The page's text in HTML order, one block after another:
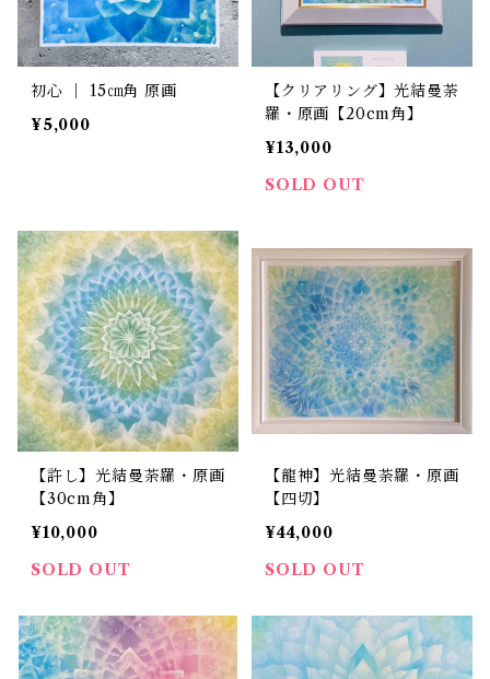
初心 ｜ 15㎝角 原画
¥5,000
【クリアリング】光結曼荼
羅・原画【20cm角】
¥13,000
SOLD OUT
【許し】光結曼荼羅・原画
【30cm角】
¥10,000
SOLD OUT
【龍神】光結曼荼羅・原画
【四切】
¥44,000
SOLD OUT